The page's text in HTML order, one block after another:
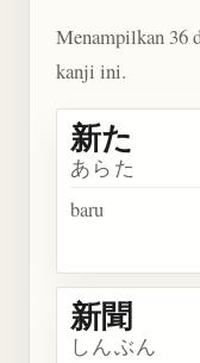
Menampilkan 36
kanji ini.
新た
あらた
baru
新聞
しんぶん